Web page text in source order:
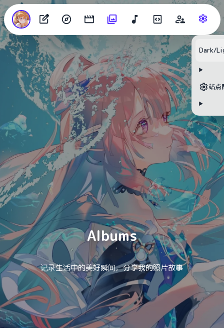
Albums
记录生活中的美好瞬间，分享我的照片故事
Dark/
站点
目录
无可用标题